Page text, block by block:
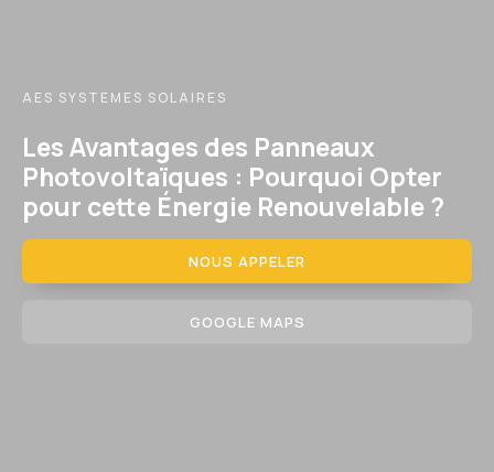
AES SYSTEMES SOLAIRES
Les Avantages des Panneaux
Photovoltaïques : Pourquoi Opter
pour cette Énergie Renouvelable ?
NOUS APPELER
GOOGLE MAPS